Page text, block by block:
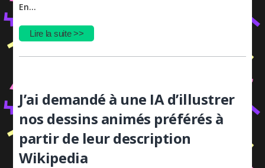
En…
Lire la suite >>
J’ai demandé à une IA d’illustrer
nos dessins animés préférés à
partir de leur description
Wikipedia